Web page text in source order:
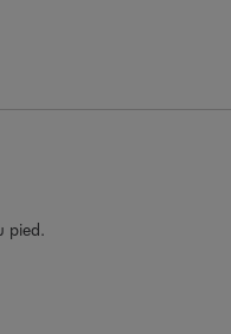
pied.